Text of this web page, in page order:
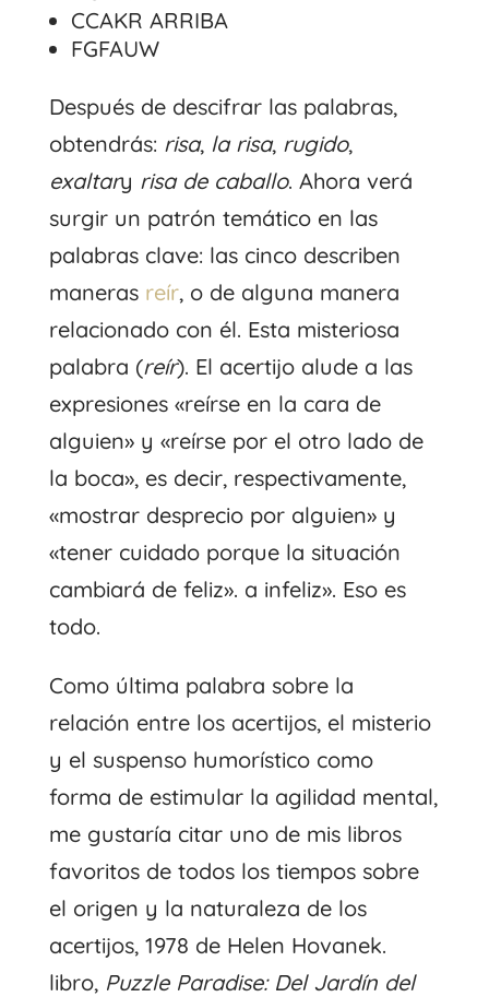
CCAKR ARRIBA
FGFAUW
Después de descifrar las palabras,
obtendrás: risa, la risa, rugido,
exaltary risa de caballo. Ahora verá
surgir un patrón temático en las
palabras clave: las cinco describen
maneras reír, o de alguna manera
relacionado con él. Esta misteriosa
palabra (reír). El acertijo alude a las
expresiones «reírse en la cara de
alguien» y «reírse por el otro lado de
la boca», es decir, respectivamente,
«mostrar desprecio por alguien» y
«tener cuidado porque la situación
cambiará de feliz». a infeliz». Eso es
todo.
Como última palabra sobre la
relación entre los acertijos, el misterio
y el suspenso humorístico como
forma de estimular la agilidad mental,
me gustaría citar uno de mis libros
favoritos de todos los tiempos sobre
el origen y la naturaleza de los
acertijos, 1978 de Helen Hovanek.
libro, Puzzle Paradise: Del Jardín del